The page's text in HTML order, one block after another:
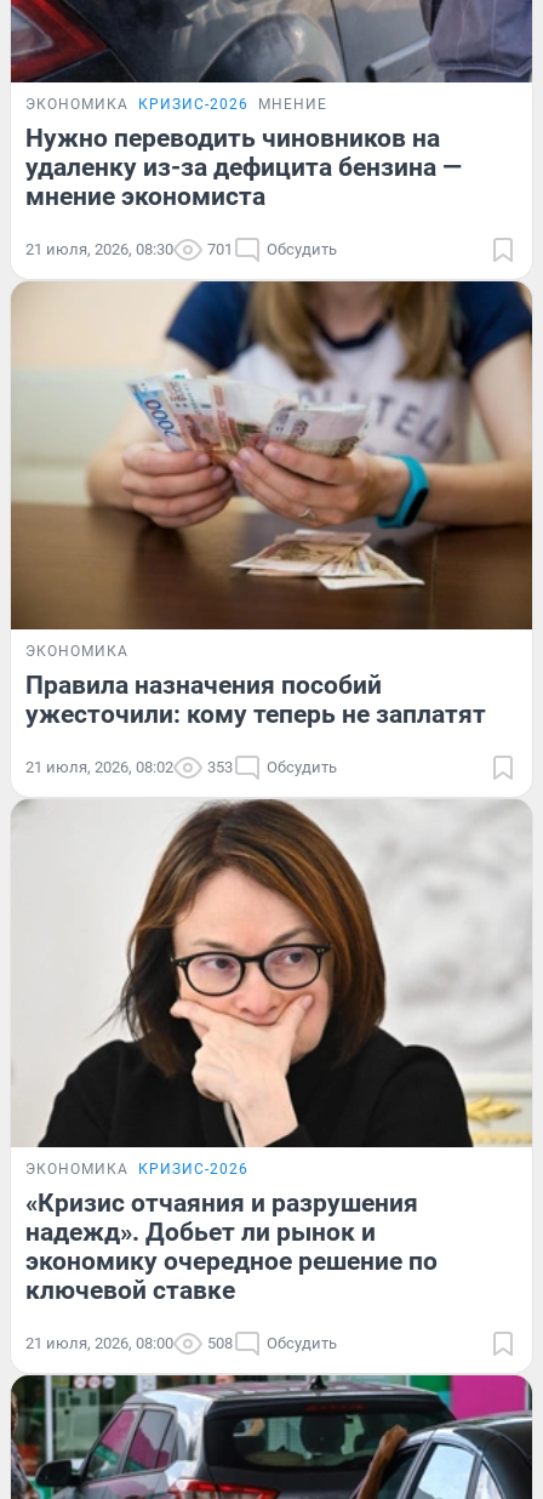
ЭКОНОМИКА КРИЗИС-2026 МНЕНИЕ
Нужно переводить чиновников на
удаленку из-за дефицита бензина —
мнение экономиста
21 июля, 2026, 08:30 701 Обсудить
ЭКОНОМИКА
Правила назначения пособий
ужесточили: кому теперь не заплатят
21 июля, 2026, 08:02 353 Обсудить
ЭКОНОМИКА КРИЗИС-2026
«Кризис отчаяния и разрушения
надежд». Добьет ли рынок и
экономику очередное решение по
ключевой ставке
21 июля, 2026, 08:00 508 Обсудить